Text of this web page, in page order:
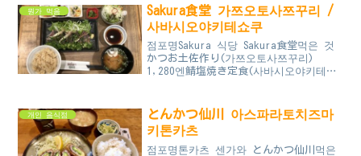
뭔가 먹음
Sakura食堂 가쯔오토사쯔꾸리 /
사바시오야키테쇼쿠
점포명Sakura 식당 Sakura食堂먹은 것
かつお土佐作り(가쯔오토사쯔꾸리)
1,280엔鯖塩焼き定食(사바시오야키테쇼
가봤는데 사람이 바...
개인 음식점
とんかつ仙川 아스파라토치즈마
키톤카츠
점포명톤카츠 센가와 とんかつ仙川먹은